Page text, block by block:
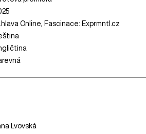
Online, Fascinace: Exprmntl.cz
Lvovská